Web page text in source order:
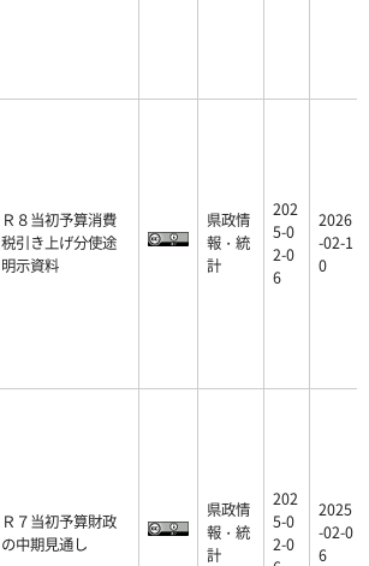
Ｒ８当初予算消費
税引き上げ分使途
明示資料
県政情
報・統
計
202
5-0
2-0
6
2026
-02-1
0
Ｒ７当初予算財政
の中期見通し
県政情
報・統
計
202
5-0
2-0
2025
-02-0
6